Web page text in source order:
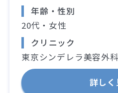
年齢・性別
20代・女性
クリニック
東京シンデレラ美容外
詳しく